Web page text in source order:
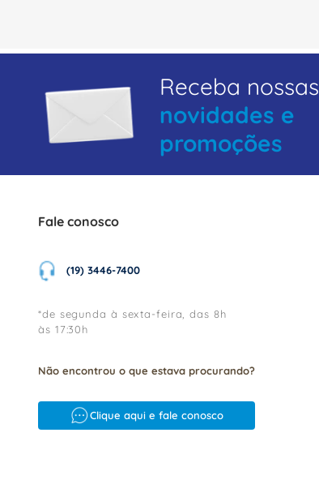
Receba nossas
novidades e
promoções
Fale conosco
(19) 3446-7400
*de segunda à sexta-feira, das 8h
às 17:30h
Não encontrou o que estava procurando?
Clique aqui e fale conosco